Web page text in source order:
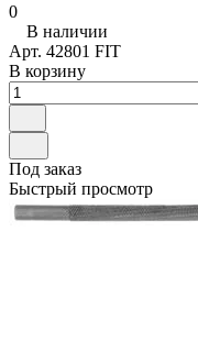
0
В наличии
Арт. 42801 FIT
В корзину
Под заказ
Быстрый просмотр